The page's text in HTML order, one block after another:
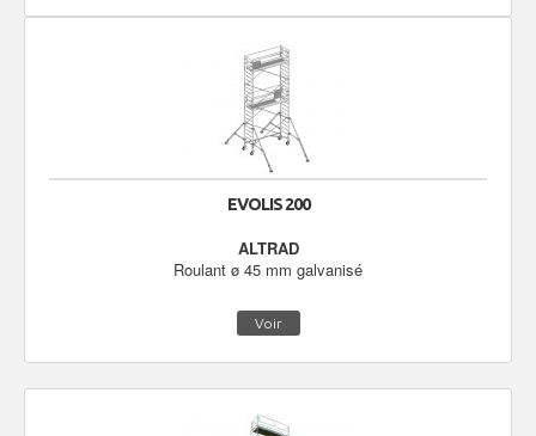
EVOLIS 200
ALTRAD
Roulant ø 45 mm galvanisé
Voir